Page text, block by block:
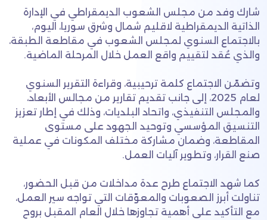
شارك وفد من مجلس الشعوب الديمقراطي في الإدارة
الذاتية الديمقراطية لاقليم شمال وشرق سوريا، اليوم،
بالاجتماع السنوي لمجلس الشعوب في مقاطعة الطبقة،
والذي عُقد لتقييم واقع العمل خلال المرحلة الماضية.
وتضمّن الاجتماع كلمة ترحيبية، وقراءة التقرير السنوي
لعام 2025، إلى جانب تقديم تقارير من مجالس الأبعاد،
والمجلس التنفيذي، واتحاد البلديات، وذلك في إطار تعزيز
التنسيق المؤسسي وتوحيد الجهود على مستوى
المقاطعة، وضمان مشاركة مختلف المكونات في عملية
صنع القرار، وتطوير آليات العمل.
كما شهد الاجتماع طرح عدة مداخلات من قبل الحضور،
تناولت أبرز الصعوبات والمعوّقات التي تواجه سير العمل،
مع التأكيد على أهمية تجاوزها خلال العام المقبل بروح